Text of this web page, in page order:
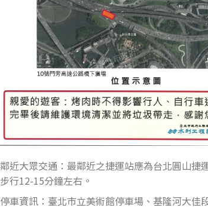
鄰近大眾交通：最鄰近之捷運站應為台北圓山
步行12-15分鐘左右。
停車資訊：臺北市立美術館停車場、基隆河大佳